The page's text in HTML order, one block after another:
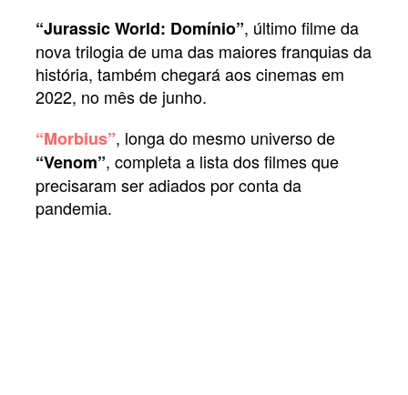
“Jurassic World: Domínio”, último filme da
nova trilogia de uma das maiores franquias da
história, também chegará aos cinemas em
2022, no mês de junho.
“Morbius”, longa do mesmo universo de
“Venom”, completa a lista dos filmes que
precisaram ser adiados por conta da
pandemia.